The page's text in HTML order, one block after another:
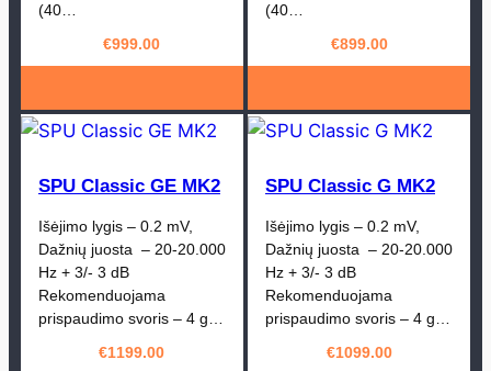
(40…
€999.00
(40…
€899.00
SPU Classic GE MK2
Išėjimo lygis – 0.2 mV,
Dažnių juosta – 20-20.000
Hz + 3/- 3 dB
Rekomenduojama
prispaudimo svoris – 4 g…
€1199.00
SPU Classic G MK2
Išėjimo lygis – 0.2 mV,
Dažnių juosta – 20-20.000
Hz + 3/- 3 dB
Rekomenduojama
prispaudimo svoris – 4 g…
€1099.00